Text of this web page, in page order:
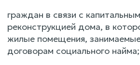
граждан в связи с
реконструкцией дома, в
жилые помещения,
договорам социального найма;